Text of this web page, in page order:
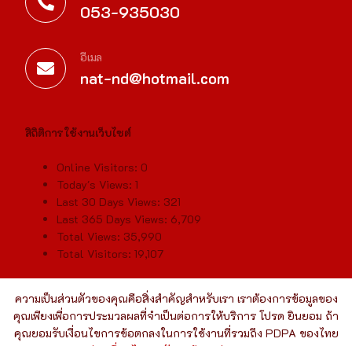
ความเป็นส่วนตัวของคุณคือสิ่งสำคัญสำหรับเรา เราต้องการข้อมูลของ
คุณเพียงเพื่อการประมวลผลที่จำเป็นต่อการให้บริการ โปรด ยินยอม ถ้า
คุณยอมรับเงื่อนไขการข้อตกลงในการใช้งานที่รวมถึง PDPA ของไทย
053-935030
อีเมล
nat-nd@hotmail.com
สิถิติการใช้งานเว็บไซต์
Online Visitors: 0
Today's Views:1
Last 30 Days Views: 321
Last 365 Days Views: 6,709
Total Views: 35,990
Total Visitors:19,107